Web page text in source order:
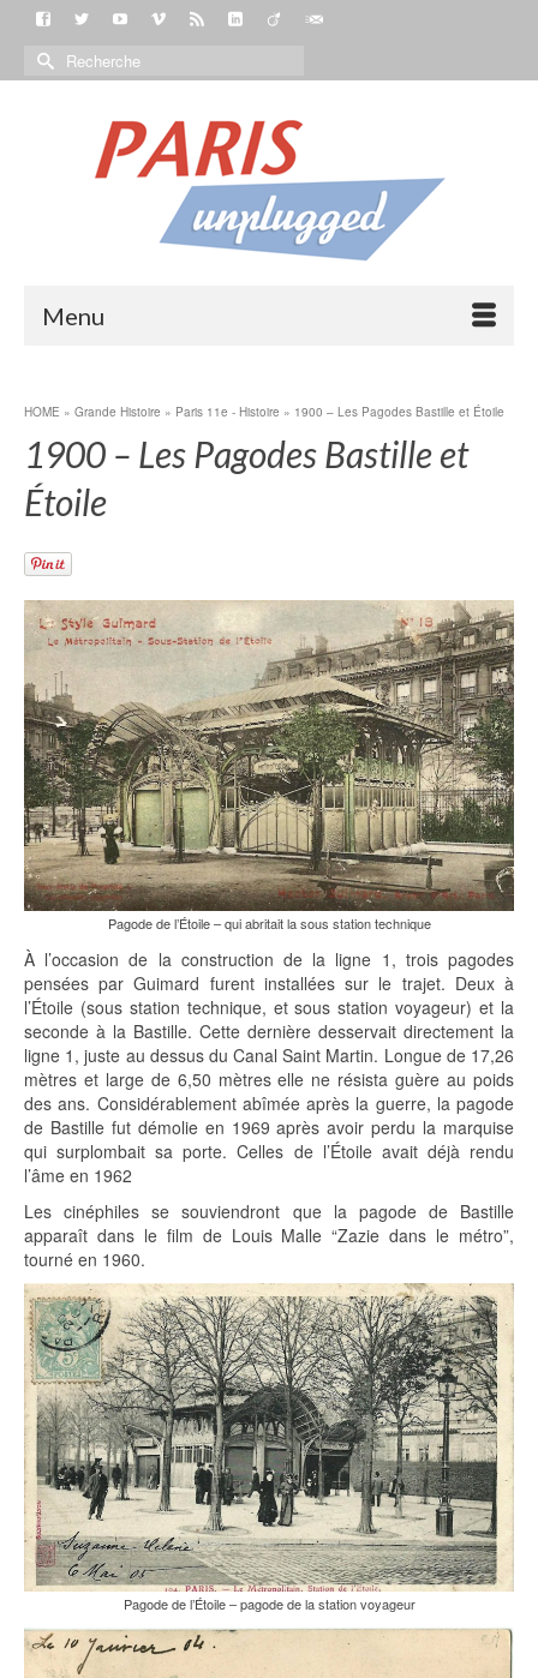
Menu
HOME » Grande Histoire » Paris 11e - Histoire » 1900 – Les Pagodes Bastille et Étoile
1900 – Les Pagodes Bastille et
Étoile
Pagode de l’Étoile – qui abritait la sous station technique
À l’occasion de la construction de la ligne 1, trois pagodes
pensées par Guimard furent installées sur le trajet. Deux à
l’Étoile (sous station technique, et sous station voyageur) et la
seconde à la Bastille. Cette dernière desservait directement la
ligne 1, juste au dessus du Canal Saint Martin. Longue de 17,26
mètres et large de 6,50 mètres elle ne résista guère au poids
des ans. Considérablement abîmée après la guerre, la pagode
de Bastille fut démolie en 1969 après avoir perdu la marquise
qui surplombait sa porte. Celles de l’Étoile avait déjà rendu
l’âme en 1962
Les cinéphiles se souviendront que la pagode de Bastille
apparaît dans le film de Louis Malle “Zazie dans le métro”,
tourné en 1960.
Pagode de l’Étoile – pagode de la station voyageur